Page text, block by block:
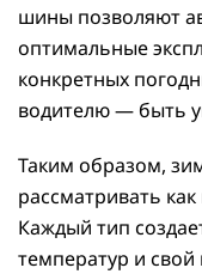
шины позволяют
оптимальные
конкретных
водителю — быть
Таким образом,
рассматривать
Каждый тип
температур и